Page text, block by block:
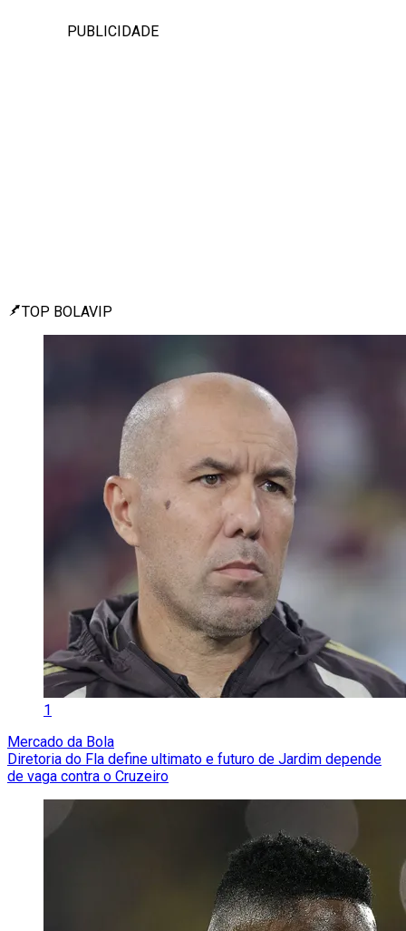
PUBLICIDADE
TOP BOLAVIP
1
Mercado da Bola
Diretoria do Fla define ultimato e futuro de Jardim depende
de vaga contra o Cruzeiro